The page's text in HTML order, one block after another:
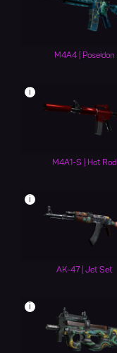
M4A4 | Poseidon
i
M4A1-S | Hot Rod
i
AK-47 | Jet Set
i